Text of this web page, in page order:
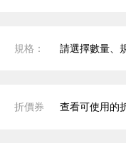
規格： 請選擇數量、
折價券 查看可使用的